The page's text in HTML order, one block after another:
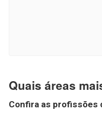
Quais áreas
Confira as profissões